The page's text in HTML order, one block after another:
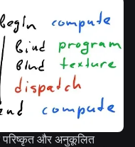
परिष्कृत और अनुकूलित